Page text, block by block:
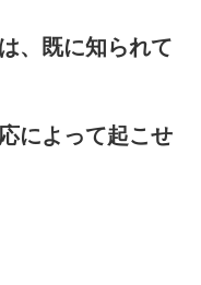
、既に知られて
によって起こせ